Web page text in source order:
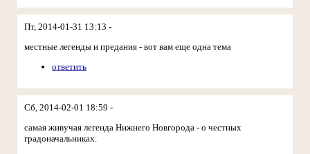
Пт, 2014-01-31 13:13 -
местные легенды и предания - вот вам еще одна тема
ответить
Сб, 2014-02-01 18:59 -
самая живучая легенда Нижнего Новгорода - о честных
градоначальниках.